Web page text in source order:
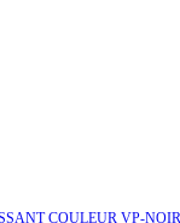
COULEUR VP-NOIR